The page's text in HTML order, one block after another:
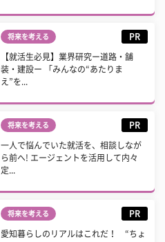
将来を考える PR
【就活生必見】業界研究ー道路・舗
装・建設ー 「みんなの“あたりま
え”を...
将来を考える PR
一人で悩んでいた就活を、相談しなが
ら前へ! エージェントを活用して内々
定...
将来を考える PR
愛知暮らしのリアルはこれだ！ “ちょ